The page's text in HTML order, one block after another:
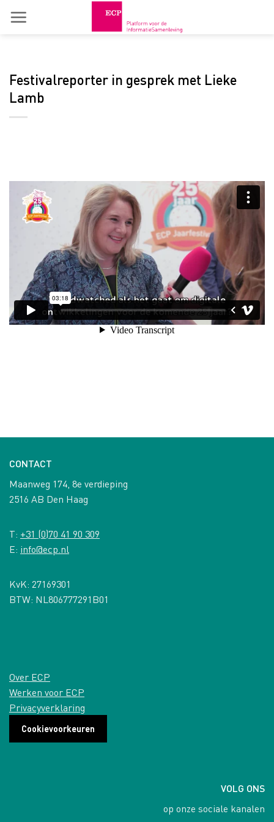
Festivalreporter in gesprek met Lieke
Lamb
CONTACT
Maanweg 174, 8e verdieping
2516 AB Den Haag
T: +31 (0)70 41 90 309
E: info@ecp.nl
KvK: 27169301
BTW: NL806777291B01
Over ECP
Werken voor ECP
Privacyverklaring
Cookievoorkeuren
VOLG ONS
op onze sociale kanalen